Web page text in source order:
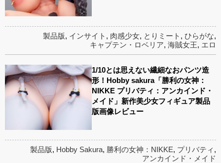
製品版, インサイト , 肉感少女, とりミート , ひらがな,
キャプテン・ロベリア, 海賊女王, エロ
1/10とは思えない繊細なおパンツ造
形！Hobby sakura「勝利の女神：
NIKKE プリバティ：アンカインド・
メイド」新作美少女フィギュア製品
版画像レビュー
製品版, Hobby Sakura, 勝利の女神：NIKKE, プリバティ ,
アンカインド・メイド